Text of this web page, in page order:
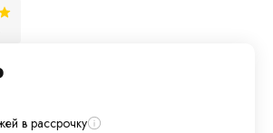
в рассрочку